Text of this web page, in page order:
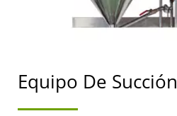
Equipo De Succión